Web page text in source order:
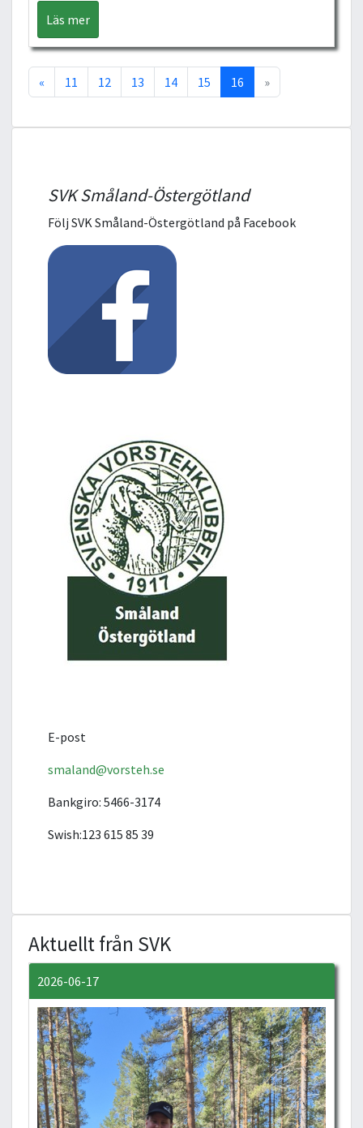
Läs mer
« 11 12 13 14 15 16 »
SVK Småland-Östergötland
Följ SVK Småland-Östergötland på Facebook
E-post
smaland@vorsteh.se
Bankgiro: 5466-3174
Swish:123 615 85 39
Aktuellt från SVK
2026-06-17